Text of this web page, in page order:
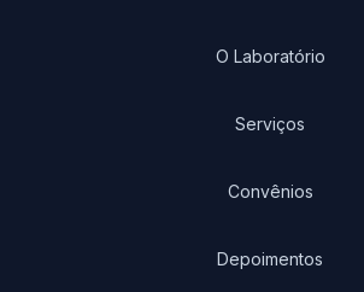
O Laboratório
Serviços
Convênios
Depoimentos